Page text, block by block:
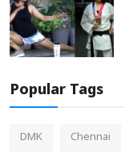
Popular Tags
DMK Chennai